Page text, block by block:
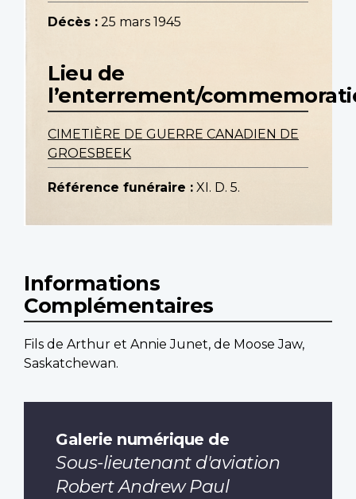
Décès : 25 mars 1945
Lieu de
l’enterrement/
CIMETIÈRE DE GUERRE CANADIEN DE
GROESBEEK
Référence funéraire : XI. D. 5.
Informations
Complémentaires
Fils de Arthur et Annie Junet, de Moose Jaw,
Saskatchewan.
Galerie numérique de
Sous-lieutenant d'aviation
Robert Andrew Paul